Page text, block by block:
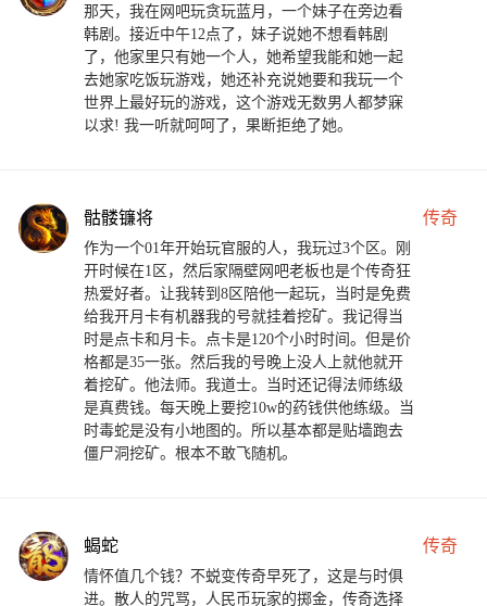
那天，我在网吧玩贪玩蓝月，一个妹子在旁边看
韩剧。接近中午12点了，妹子说她不想看韩剧
了，他家里只有她一个人，她希望我能和她一起
去她家吃饭玩游戏，她还补充说她要和我玩一个
世界上最好玩的游戏，这个游戏无数男人都梦寐
以求! 我一听就呵呵了，果断拒绝了她。
骷髅镰将 传奇
作为一个01年开始玩官服的人，我玩过3个区。刚
开时候在1区，然后家隔壁网吧老板也是个传奇狂
热爱好者。让我转到8区陪他一起玩，当时是免费
给我开月卡有机器我的号就挂着挖矿。我记得当
时是点卡和月卡。点卡是120个小时时间。但是价
格都是35一张。然后我的号晚上没人上就他就开
着挖矿。他法师。我道士。当时还记得法师练级
是真费钱。每天晚上要挖10w的药钱供他练级。当
时毒蛇是没有小地图的。所以基本都是贴墙跑去
僵尸洞挖矿。根本不敢飞随机。
蝎蛇 传奇
情怀值几个钱？不蜕变传奇早死了，这是与时俱
进。散人的咒骂，人民币玩家的掷金，传奇选择